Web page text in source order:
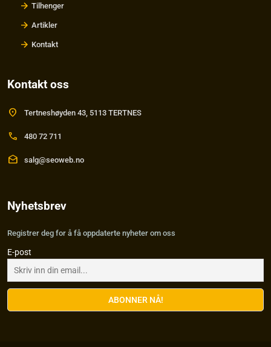
Tilhenger
Artikler
Kontakt
Kontakt oss
location_on Tertneshøyden 43, 5113 TERTNES
call 480 72 711
drafts salg@seoweb.no
Nyhetsbrev
Registrer deg for å få oppdaterte nyheter om oss
E-post